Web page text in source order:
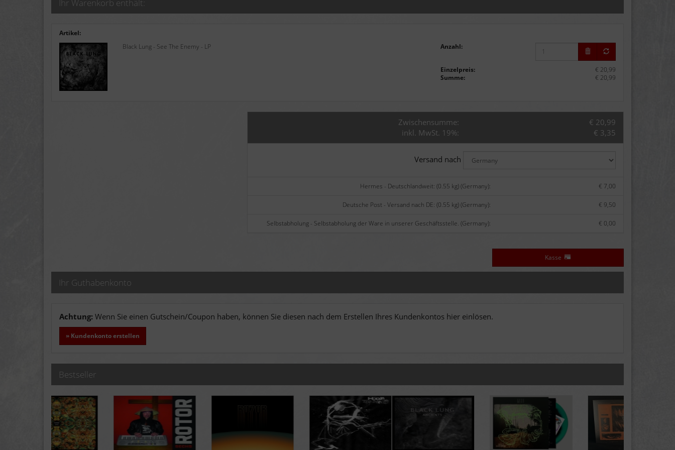
Ihr Warenkorb enthält:
Artikel:
Black Lung - See The Enemy - LP
Anzahl:
Einzelpreis:
€ 20,99
Summe:
€ 20,99
Zwischensumme:
€ 20,99
inkl. MwSt. 19%:
€ 3,35
Versand nach
Hermes - Deutschlandweit: (0.55 kg) (Germany): € 7,00
Deutsche Post - Versand nach DE: (0.55 kg) (Germany): € 9,50
Selbstabholung - Selbstabholung der Ware in unserer Geschäftsstelle. (Germany): € 0,00
Kasse
Ihr Guthabenkonto
Achtung: Wenn Sie einen Gutschein/Coupon haben, können Sie diesen nach dem Erstellen Ihres Kundenkontos hier einlösen.
» Kundenkonto erstellen
Bestseller